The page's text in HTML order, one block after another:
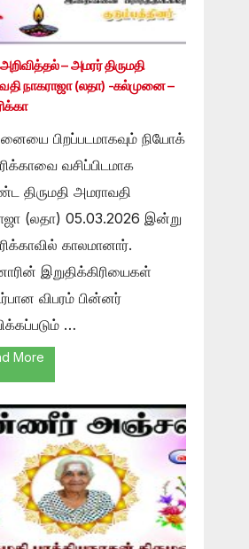
– அமரர் திருமதி
நாகராஜா (லதா) -கல்முனை –
பிறப்படமாகவும் நியோக்
வசிப்பிடமாக
திருமதி அமராவதி
(லதா) 05.03.2026 இன்று
காலமானார்.
இறுதிக்கிரியைகள்
விபரம் பின்னர்
…
More